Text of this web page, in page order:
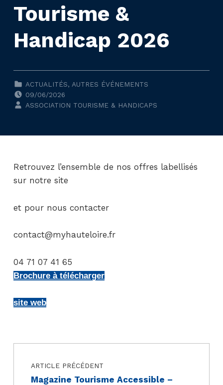
Tourisme &
Handicap 2026
ACTUALITÉS, AUTRES ÉVÉNEMENTS
09/06/2026
WRITTEN BY:
ASSOCIATION TOURISME & HANDICAPS
Retrouvez l’ensemble de nos offres labellisés
sur notre site
et pour nous contacter
contact@myhauteloire.fr
04 71 07 41 65
Brochure à télécharger
site web
Skip back to main navigation
Navigation de l’article
ARTICLE PRÉCÉDENT
Magazine Tourisme Accessible –